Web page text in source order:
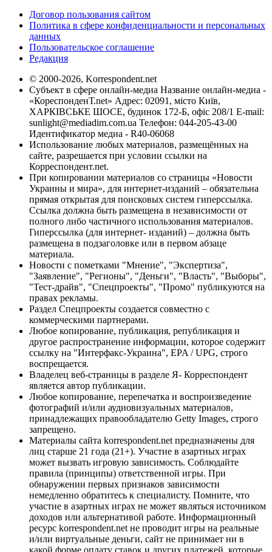
Договор пользования сайтом
Политика в сфере конфиденциальности и персональных
данных
Пользовательское соглашение
Редакция
© 2000-2026, Korrespondent.net
Субъект в сфере онлайн-медиа Название онлайн-медиа -
«КореспонденТ.net» Адрес: 02091, місто Київ,
ХАРКІВСЬКЕ ШОСЕ, будинок 172-Б, офіс 208/1 E-mail:
sunlight@mediadim.com.ua Телефон: 044-205-43-00
Идентификатор медиа - R40-06068
Использование любых материалов, размещённых на
сайте, разрешается при условии ссылки на
Корреспондент.net.
При копировании материалов со страницы «Новости
Украины и мира», для интернет-изданий – обязательна
прямая открытая для поисковых систем гиперссылка.
Ссылка должна быть размещена в независимости от
полного либо частичного использования материалов.
Гиперссылка (для интернет- изданий) – должна быть
размещена в подзаголовке или в первом абзаце
материала.
Новости с пометками "Мнение", "Экспертиза",
"Заявление", "Регионы", "Деньги", "Власть", "Выборы",
"Тест-драйв", "Спецпроекты", "Промо" публикуются на
правах рекламы.
Раздел Спецпроекты создается совместно с
коммерческими партнерами.
Любое копирование, публикация, републикация и
другое распространение информации, которое содержит
ссылку на "Интерфакс-Украина", EPA / UPG, строго
воспрещается.
Владелец веб-страницы в разделе Я- Корреспондент
является автор публикации.
Любое копирование, перепечатка и воспроизведение
фотографий и/или аудиовизуальных материалов,
принадлежащих правообладателю Getty Images, строго
запрещено.
Материалы сайта korrespondent.net предназначены для
лиц старше 21 года (21+). Участие в азартных играх
может вызвать игровую зависимость. Соблюдайте
правила (принципы) ответственной игры. При
обнаружении первых признаков зависимости
немедленно обратитесь к специалисту. Помните, что
участие в азартных играх не может являться источником
доходов или альтернативой работе. Информационный
ресурс korrespondent.net не проводит игры на реальные
и/или виртуальные деньги, сайт не принимает ни в